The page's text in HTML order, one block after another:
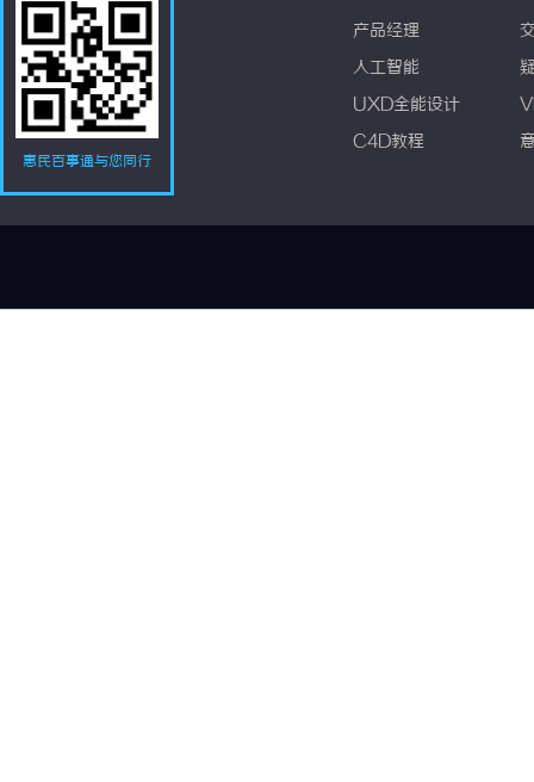
惠民百事通与您同行
产品经理
人工智能
UXD全能设计
C4D教程